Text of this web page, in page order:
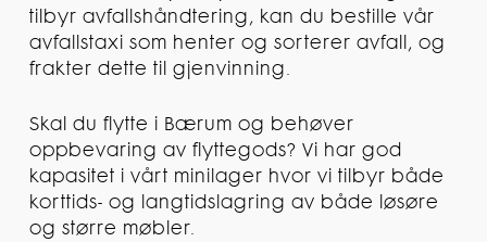
tilbyr avfallshåndtering, kan du bestille vår
avfallstaxi som henter og sorterer avfall, og
frakter dette til gjenvinning.
Skal du flytte i Bærum og behøver
oppbevaring av flyttegods? Vi har god
kapasitet i vårt minilager hvor vi tilbyr både
korttids- og langtidslagring av både løsøre
og større møbler.